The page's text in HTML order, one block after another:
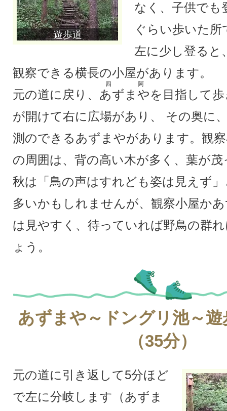
遊歩道
なく、子供でも
ぐらい歩いた
左に少し登ると
観察できる横長の小屋があります。
元の道に戻り、 あずまや
四阿
を目指して
が開けて右に広場があり、 その奥に
測のできるあずまやがあります。観
の周囲は、背の高い木が多く、葉が
秋は「鳥の声はすれども姿は見えず
多いかもしれませんが、観察小屋か
は見やすく、待っていれば野鳥の群
ょう。
あずまや～ドングリ池～
（35分）
元の道に引き返して5分ほど
で左に分岐します（あずま